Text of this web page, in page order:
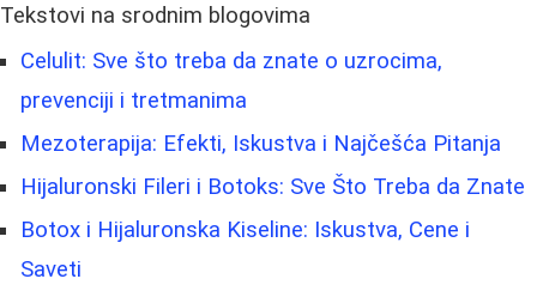
Tekstovi na srodnim blogovima
Celulit: Sve što treba da znate o uzrocima,
prevenciji i tretmanima
Mezoterapija: Efekti, Iskustva i Najčešća Pitanja
Hijaluronski Fileri i Botoks: Sve Što Treba da Znate
Botox i Hijaluronska Kiseline: Iskustva, Cene i
Saveti